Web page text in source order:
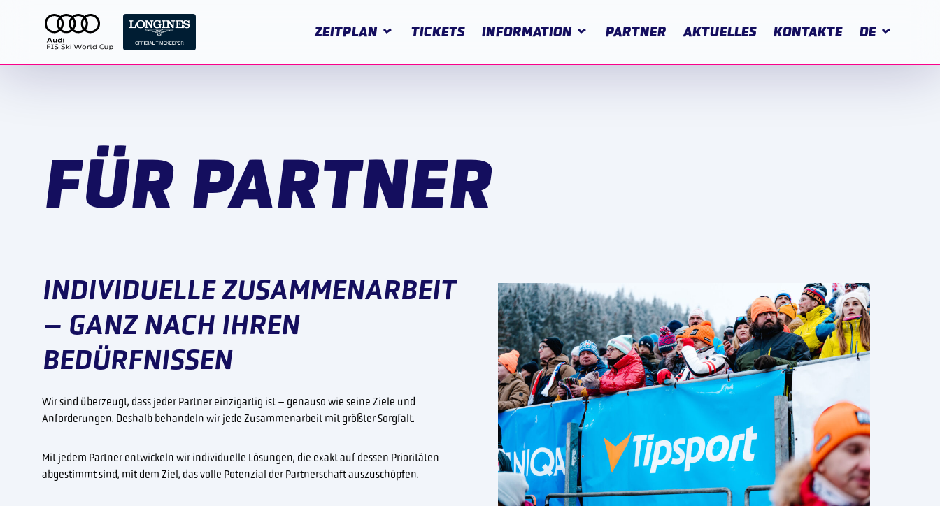
ZEITPLAN TICKETS INFORMATION PARTNER AKTUELLES KONTAKTE DE
FÜR PARTNER
INDIVIDUELLE ZUSAMMENARBEIT
– GANZ NACH IHREN
BEDÜRFNISSEN
Wir sind überzeugt, dass jeder Partner einzigartig ist – genauso wie seine Ziele und
Anforderungen. Deshalb behandeln wir jede Zusammenarbeit mit größter Sorgfalt.
Mit jedem Partner entwickeln wir individuelle Lösungen, die exakt auf dessen Prioritäten
abgestimmt sind, mit dem Ziel, das volle Potenzial der Partnerschaft auszuschöpfen.